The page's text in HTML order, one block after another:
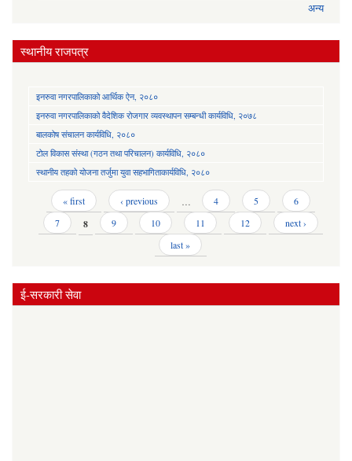
अन्य
स्थानीय राजपत्र
इनरुवा नगरपालिकाको आर्थिक ऐन, २०८०
इनरुवा नगरपालिकाको वैदेशिक रोजगार व्यवस्थापन सम्बन्धी कार्यविधि, २०७८
बालकोष संचालन कार्यविधि, २०८०
टोल विकास संस्था (गठन तथा परिचालन) कार्यविधि, २०८०
स्थानीय तहको योजना तर्जुमा युवा सहभागिताकार्यविधि, २०८०
Pages « first ‹ previous … 4 5
6
7
8 9 10 11 12
next ›
last »
ई-सरकारी सेवा